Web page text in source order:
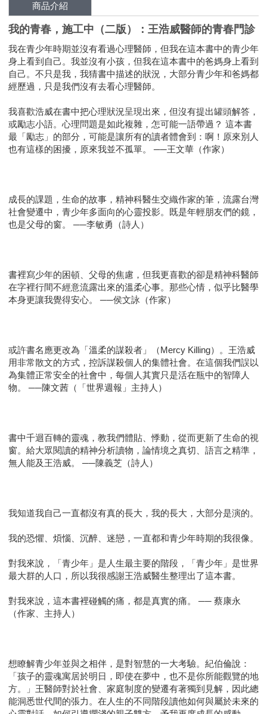
商品介紹
我的青春，施工中（二版）：王浩威醫師的青春門診
我在青少年時期並沒有看過心理醫師，但我在這本書中的青少年
身上看到自己。我並沒有小孩，但我在這本書中的爸媽身上看到
自己。不只是我，我猜書中描述的狀況，大部分青少年和爸媽都
經歷過，只是我們沒有去看心理醫師。
我喜歡浩威在書中把心理狀況呈現出來，但沒有提出罐頭解答，
或勵志小語。心理問題是如此複雜，怎可能一語帶過？ 這本書
最「勵志」的部分，可能是讓所有的讀者體會到：啊！原來別人
也有這樣的困擾，原來我並不孤單。 ──王文華（作家）
成長的課題，生命的故事，精神科醫生交織作家的筆，流露台灣
社會變遷中，青少年多面向的心靈投影。既是年輕朋友們的鏡，
也是父母的窗。 ──李敏勇（詩人）
書裡寫少年的困頓、父母的焦慮，但我更喜歡的卻是精神科醫師
在字裡行間不經意流露出來的溫柔心事。那些心情，似乎比醫學
本身更讓我覺得安心。 ──侯文詠（作家）
或許書名應更改為「溫柔的謀殺者」（Mercy Killing）。王浩威
用非常散文的方式，控訴謀殺個人的集體社會。在這個我們誤以
為集體正常安全的社會中，每個人其實只是活在瓶中的智障人
物。 ──陳文茜（「世界週報」主持人）
書中千迴百轉的靈魂，教我們體貼、悸動，從而更新了生命的視
窗。給大眾閱讀的精神分析讀物，論情境之真切、語言之精準，
無人能及王浩威。 ──陳義芝（詩人）
我知道我自己一直都沒有真的長大，我的長大，大部分是演的。
我的恐懼、煩惱、沉醉、迷戀，一直都和青少年時期的我很像。
對我來說，「青少年」是人生最主要的階段，「青少年」是世界
最大群的人口，所以我很感謝王浩威醫生整理出了這本書。
對我來說，這本書裡碰觸的痛，都是真實的痛。 ── 蔡康永
（作家、主持人）
想瞭解青少年並與之相伴，是對智慧的一大考驗。紀伯倫說：
「孩子的靈魂寓居於明日，即使在夢中，也不是你所能觀覽的地
方。」王醫師對於社會、家庭制度的變遷有著獨到見解，因此總
能洞悉世代間的張力。在人生的不同階段讀他如何與屬於未來的